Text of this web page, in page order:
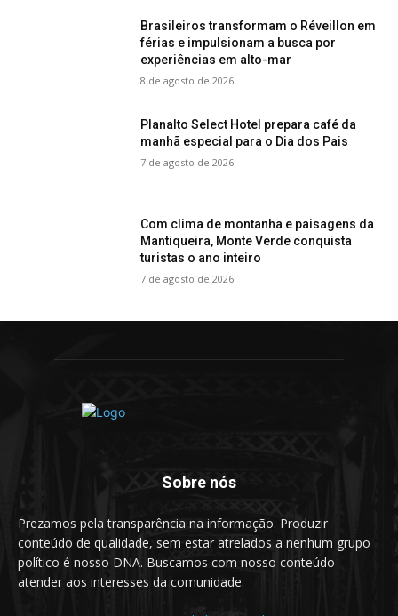
Brasileiros transformam o Réveillon em
férias e impulsionam a busca por
experiências em alto-mar
8 de agosto de 2026
Planalto Select Hotel prepara café da
manhã especial para o Dia dos Pais
7 de agosto de 2026
Com clima de montanha e paisagens da
Mantiqueira, Monte Verde conquista
turistas o ano inteiro
7 de agosto de 2026
Sobre nós
Prezamos pela transparência na informação. Produzir
conteúdo de qualidade, sem estar atrelados a nenhum grupo
político é nosso DNA. Buscamos com nosso conteúdo
atender aos interesses da comunidade.